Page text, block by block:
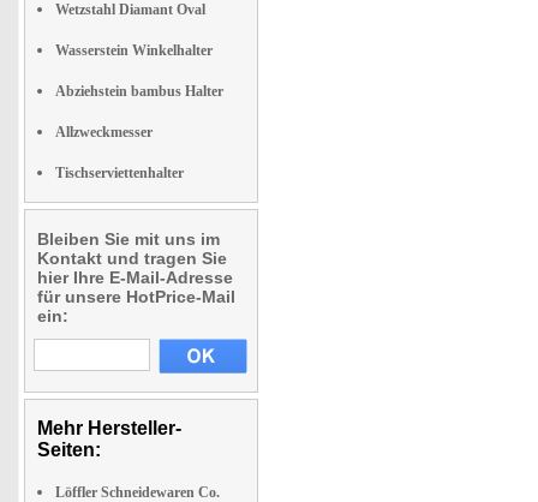
Wetzstahl Diamant Oval
Wasserstein Winkelhalter
Abziehstein bambus Halter
Allzweckmesser
Tischserviettenhalter
Bleiben Sie mit uns im
Kontakt und tragen Sie
hier Ihre E-Mail-Adresse
für unsere HotPrice-Mail
ein:
Mehr Hersteller-
Seiten:
Löffler Schneidewaren Co.